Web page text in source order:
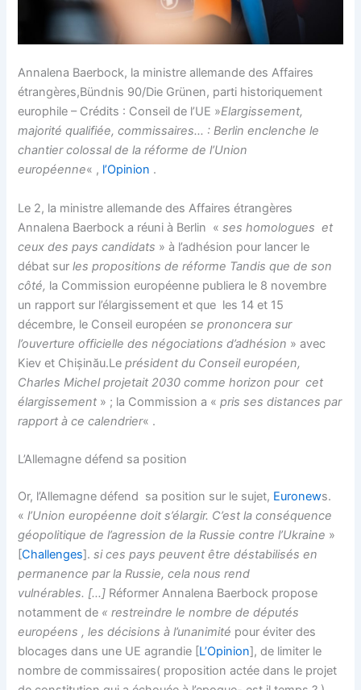
Annalena Baerbock, la ministre allemande des Affaires
étrangères,Bündnis 90/Die Grünen, parti historiquement
europhile – Crédits : Conseil de l’UE »Elargissement,
majorité qualifiée, commissaires… : Berlin enclenche le
chantier colossal de la réforme de l’Union
européenne« , l’Opinion .
Le 2, la ministre allemande des Affaires étrangères
Annalena Baerbock a réuni à Berlin «ses homologues et
ceux des pays candidats » à l’adhésion pour lancer le
débat surles propositions de réforme Tandis que de son
côté, la Commission européenne publiera le 8 novembre
un rapport sur l’élargissement et que les 14 et 15
décembre, le Conseil européense prononcera sur
l’ouverture officielle des négociations d’adhésion » avec
Kiev et Chișinău.Leprésident du Conseil européen,
Charles Michel projetait 2030 comme horizon pour cet
élargissement » ; la Commission a «pris ses distances par
rapport à ce calendrier« .
L’Allemagne défend sa position
Or, l’Allemagne défend sa position sur le sujet, Euronews.
«l’Union européenne doit s’élargir. C’est la conséquence
géopolitique de l’agression de la Russie contre l’Ukraine »
[Challenges].si ces pays peuvent être déstabilisés en
permanence par la Russie, cela nous rend
vulnérables. […] Réformer Annalena Baerbock propose
notamment de « restreindre le nombre de députés
européens , les décisions à l’unanimité pour éviter des
blocages dans une UE agrandie [L’Opinion], de limiter le
nombre de commissaires( proposition actée dans le projet